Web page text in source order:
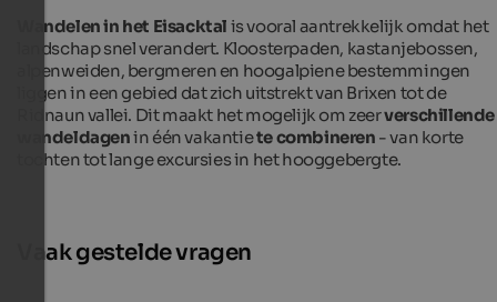
Wandelen in het Eisacktal is vooral aantrekkelijk omdat het
landschap snel verandert. Kloosterpaden, kastanjebossen,
alpenweiden, bergmeren en hoogalpiene bestemmingen
liggen in een gebied dat zich uitstrekt van Brixen tot de
Ridnaun vallei. Dit maakt het mogelijk om zeerverschillende
wandeldagenin één vakantiete combineren - van korte
tochten tot lange excursies in het hooggebergte.
Vaak gestelde vragen